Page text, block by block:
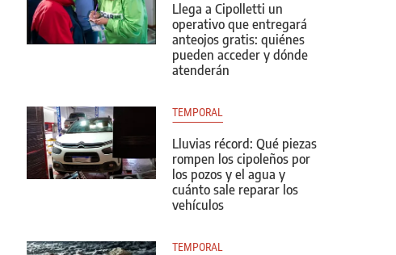
Llega a Cipolletti un
operativo que entregará
anteojos gratis: quiénes
pueden acceder y dónde
atenderán
TEMPORAL
Lluvias récord: Qué piezas
rompen los cipoleños por
los pozos y el agua y
cuánto sale reparar los
vehículos
TEMPORAL